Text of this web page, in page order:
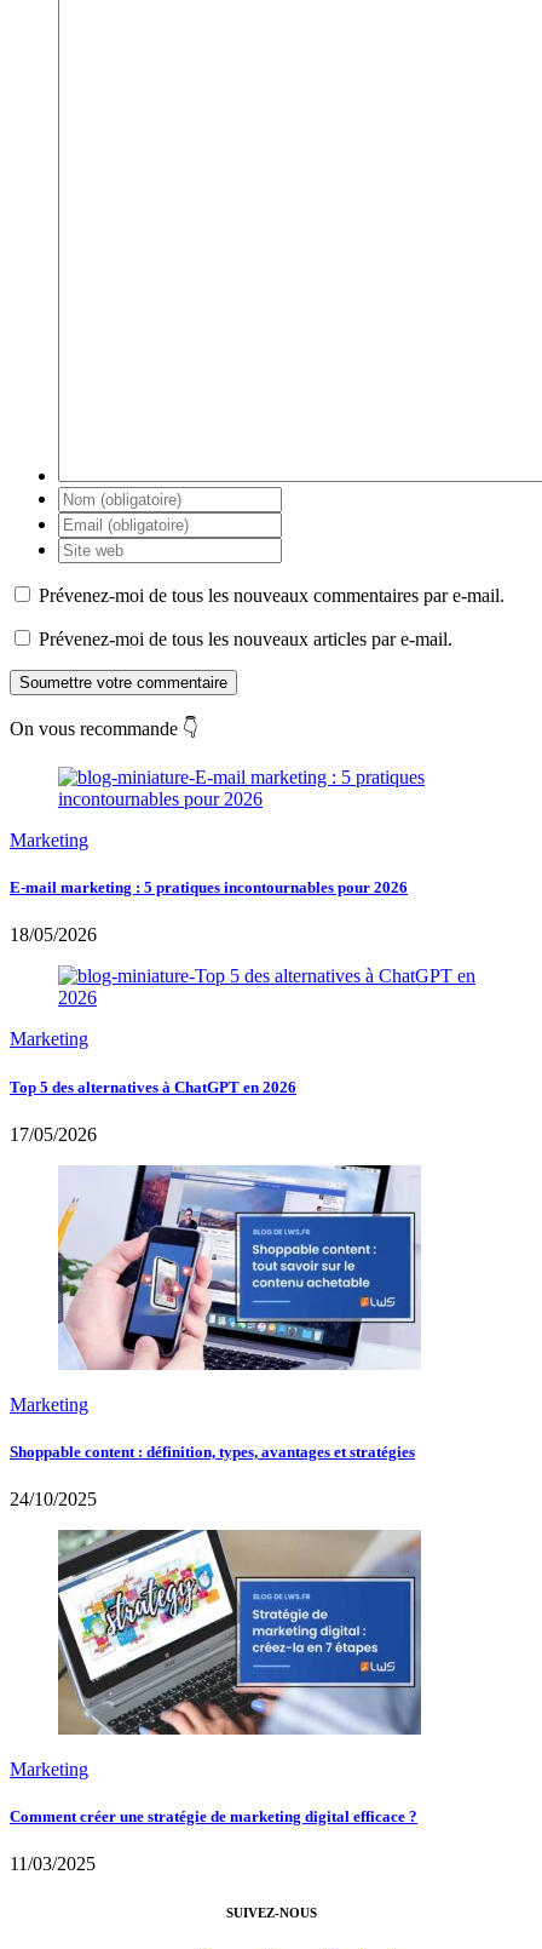
Prévenez-moi de tous les nouveaux commentaires par e-mail.
Prévenez-moi de tous les nouveaux articles par e-mail.
Soumettre votre commentaire
On vous recommande 👇
Marketing
E-mail marketing : 5 pratiques incontournables pour 2026
18/05/2026
Marketing
Top 5 des alternatives à ChatGPT en 2026
17/05/2026
Marketing
Shoppable content : définition, types, avantages et stratégies
24/10/2025
Marketing
Comment créer une stratégie de marketing digital efficace ?
11/03/2025
SUIVEZ-NOUS